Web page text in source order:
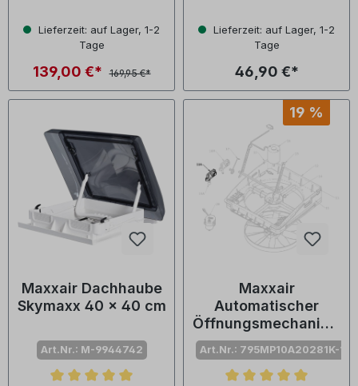
Lieferzeit: auf Lager, 1-2
Tage
139,00 €* 169,95 €*
Lieferzeit: auf Lager, 1-2
Tage
46,90 €*
Maxxair Dachhaube
Skymaxx 40 x 40 cm
Art.Nr.: M-9944742
19 %
Maxxair
Automatischer
Öffnungsmechanism
us für MaxxFan
Deluxe
Art.Nr.: 795MP10A20281K-1AF